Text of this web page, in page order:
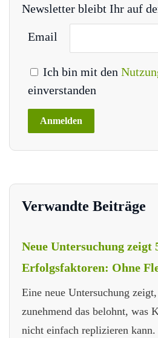
Newsletter bleibt Ihr auf
Email
Ich bin mit den
einverstanden
Verwandte Beiträge
Neue Untersuchung zeigt
Erfolgsfaktoren: Ohne
Eine neue Untersuchung
zunehmend das belohnt, was
nicht einfach replizieren kann.